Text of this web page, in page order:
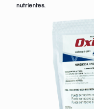
nutrientes.